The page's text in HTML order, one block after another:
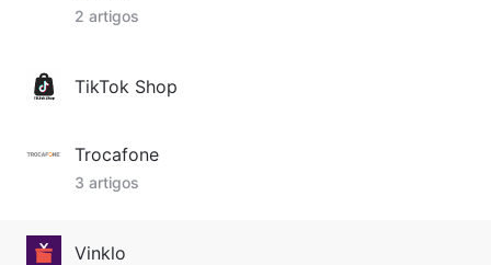
2 artigos
TikTok Shop
Trocafone
3 artigos
Vinklo